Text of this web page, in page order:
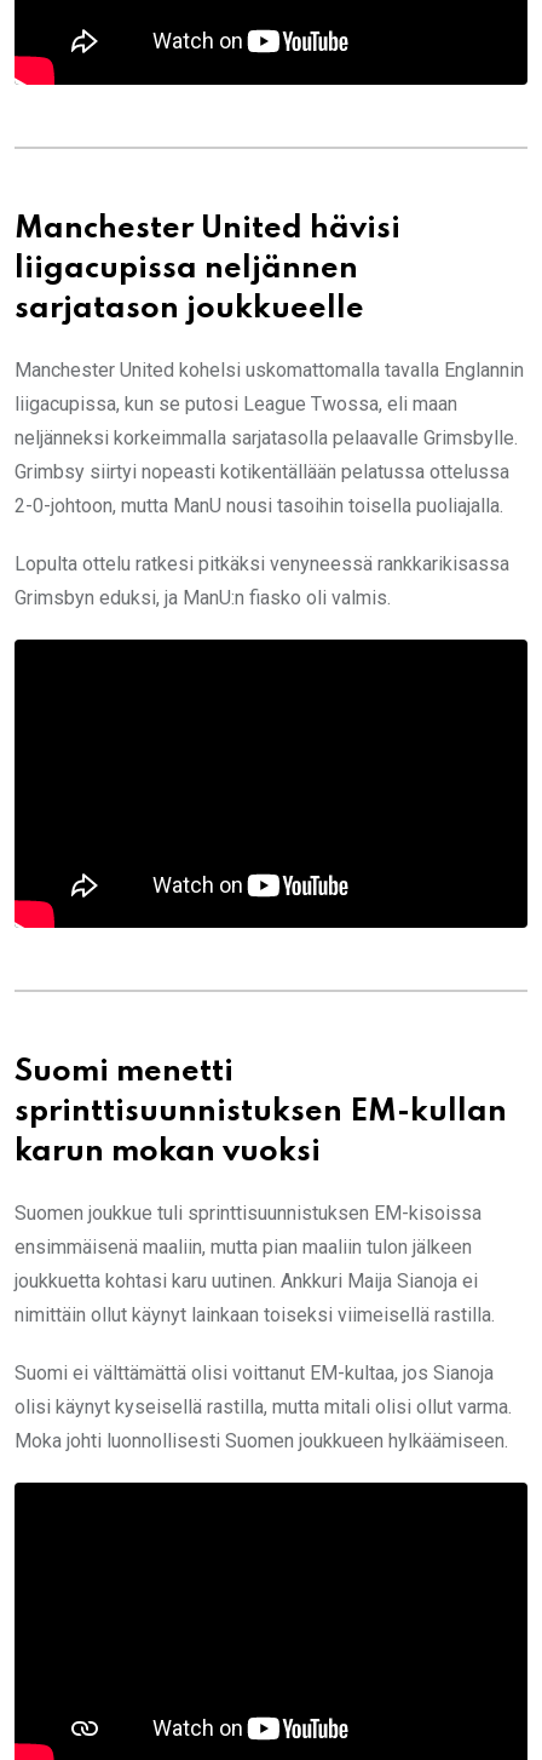
Manchester United hävisi
liigacupissa neljännen
sarjatason joukkueelle
Manchester United kohelsi uskomattomalla tavalla Englannin
liigacupissa, kun se putosi League Twossa, eli maan
neljänneksi korkeimmalla sarjatasolla pelaavalle Grimsbylle.
Grimbsy siirtyi nopeasti kotikentällään pelatussa ottelussa
2-0-johtoon, mutta ManU nousi tasoihin toisella puoliajalla.
Lopulta ottelu ratkesi pitkäksi venyneessä rankkarikisassa
Grimsbyn eduksi, ja ManU:n fiasko oli valmis.
Suomi menetti
sprinttisuunnistuksen EM-kullan
karun mokan vuoksi
Suomen joukkue tuli sprinttisuunnistuksen EM-kisoissa
ensimmäisenä maaliin, mutta pian maaliin tulon jälkeen
joukkuetta kohtasi karu uutinen. Ankkuri Maija Sianoja ei
nimittäin ollut käynyt lainkaan toiseksi viimeisellä rastilla.
Suomi ei välttämättä olisi voittanut EM-kultaa, jos Sianoja
olisi käynyt kyseisellä rastilla, mutta mitali olisi ollut varma.
Moka johti luonnollisesti Suomen joukkueen hylkäämiseen.